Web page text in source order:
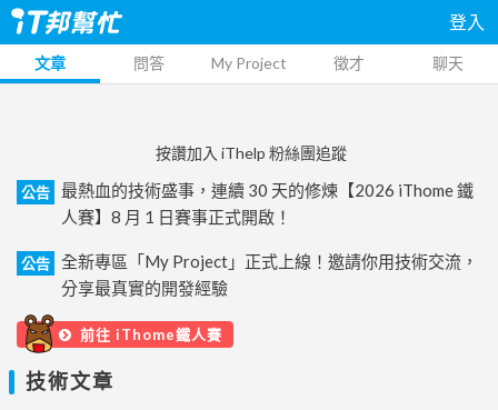
登入
文章 問答 My Project 徵才 聊天
按讚加入 iThelp 粉絲團追蹤
公告
最熱血的技術盛事，連續 30 天的修煉【2026 iThome 鐵
人賽】8 月 1 日賽事正式開啟！
公告
全新專區「My Project」正式上線！邀請你用技術交流，
分享最真實的開發經驗
前往 iThome鐵人賽
技術文章